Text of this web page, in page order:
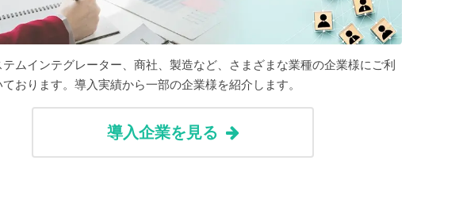
ムインテグレーター、商社、製造など、さまざまな業種の企業様にご利
おります。導入実績から一部の企業様を紹介します。
導入企業を見る